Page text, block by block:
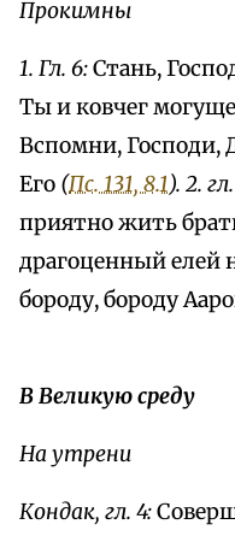
Прокимны
1. Гл. 6:Стань,
Ты и ковчег
Вспомни, Господи,
Его (Пс. 131, 8.1). 2.
приятно жить
драгоценный елей
бороду, бороду
В Великую среду
На утрени
Кондак, гл. 4: